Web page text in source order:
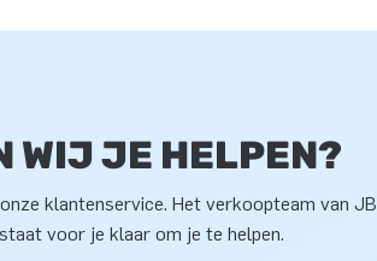
WIJ JE HELPEN?
klantenservice. Het verkoopteam van JB
voor je klaar om je te helpen.